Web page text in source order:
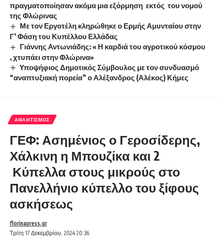
πραγματοποίησαν ακόμα μια εξόρμηση εκτός του νομού
της Φλώρινας
Με τον Εργοτέλη κληρώθηκε ο Ερμής Αμυνταίου στην
Γ’ Φάση του Κυπέλλου Ελλάδας
Γιάννης Αντωνιάδης: « Η καρδιά του αγροτικού κόσμου
, χτυπάει στην Φλώρινα»
Yποψήφιος Δημοτικός Σύμβουλος με τον συνδυασμό
“αναπτυξιακή πορεία” ο Αλέξανδρος (Αλέκος) Κήμες
ΑΘΛΗΤΙΣΜΌΣ
ΓΕΦ: Ασημένιος ο Γεροσίδερης,
Χάλκινη η Μπουζίκα και 2
Κύπελλα στους μικρούς στο
Πανελλήνιο κύπελλο του ξίφους
ασκήσεως
Τρίτη 17 Δεκεμβρίου, 2024 20:36
florinapress.gr